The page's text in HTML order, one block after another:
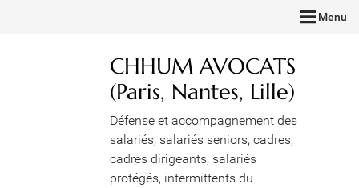
Menu
CHHUM AVOCATS
(Paris, Nantes, Lille)
Défense et accompagnement des
salariés, salariés seniors, cadres,
cadres dirigeants, salariés
protégés, intermittents du